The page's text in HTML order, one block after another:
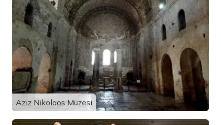
Aziz Nikolaos Müzesi